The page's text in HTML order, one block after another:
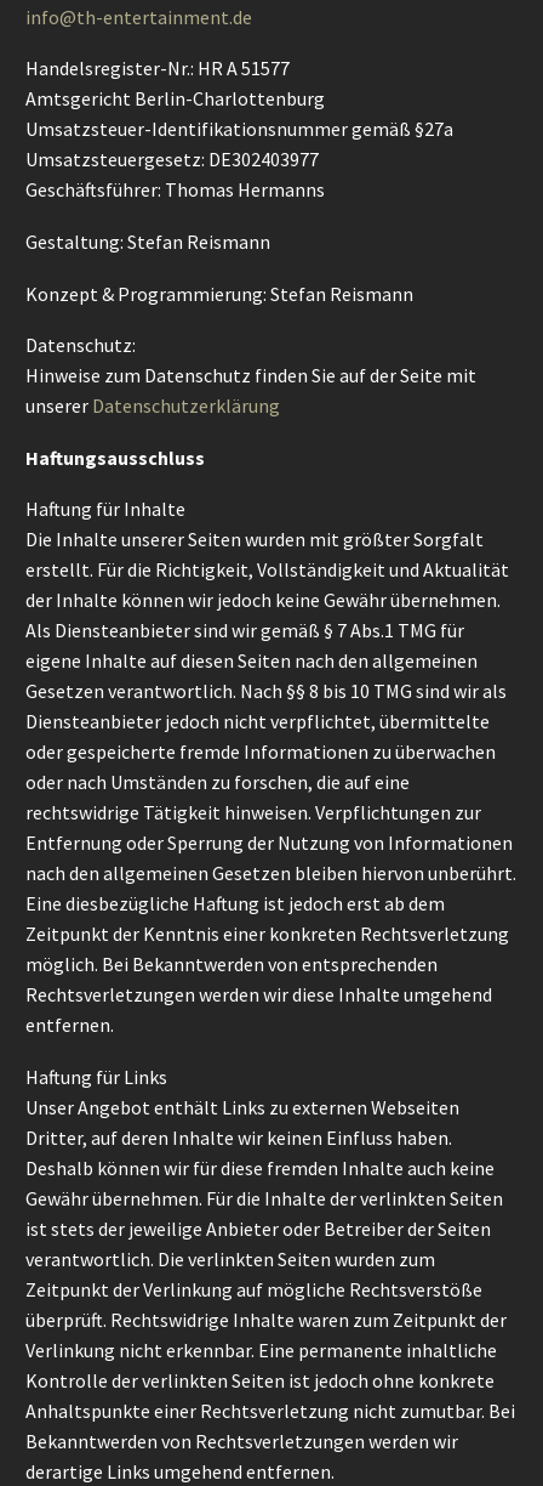
info@th-entertainment.de
Handelsregister-Nr.: HR A 51577
Amtsgericht Berlin-Charlottenburg
Umsatzsteuer-Identifikationsnummer gemäß §27a
Umsatzsteuergesetz: DE302403977
Geschäftsführer: Thomas Hermanns
Gestaltung: Stefan Reismann
Konzept & Programmierung: Stefan Reismann
Datenschutz:
Hinweise zum Datenschutz finden Sie auf der Seite mit
unserer Datenschutzerklärung
Haftungsausschluss
Haftung für Inhalte
Die Inhalte unserer Seiten wurden mit größter Sorgfalt
erstellt. Für die Richtigkeit, Vollständigkeit und Aktualität
der Inhalte können wir jedoch keine Gewähr übernehmen.
Als Diensteanbieter sind wir gemäß § 7 Abs.1 TMG für
eigene Inhalte auf diesen Seiten nach den allgemeinen
Gesetzen verantwortlich. Nach §§ 8 bis 10 TMG sind wir als
Diensteanbieter jedoch nicht verpflichtet, übermittelte
oder gespeicherte fremde Informationen zu überwachen
oder nach Umständen zu forschen, die auf eine
rechtswidrige Tätigkeit hinweisen. Verpflichtungen zur
Entfernung oder Sperrung der Nutzung von Informationen
nach den allgemeinen Gesetzen bleiben hiervon unberührt.
Eine diesbezügliche Haftung ist jedoch erst ab dem
Zeitpunkt der Kenntnis einer konkreten Rechtsverletzung
möglich. Bei Bekanntwerden von entsprechenden
Rechtsverletzungen werden wir diese Inhalte umgehend
entfernen.
Haftung für Links
Unser Angebot enthält Links zu externen Webseiten
Dritter, auf deren Inhalte wir keinen Einfluss haben.
Deshalb können wir für diese fremden Inhalte auch keine
Gewähr übernehmen. Für die Inhalte der verlinkten Seiten
ist stets der jeweilige Anbieter oder Betreiber der Seiten
verantwortlich. Die verlinkten Seiten wurden zum
Zeitpunkt der Verlinkung auf mögliche Rechtsverstöße
überprüft. Rechtswidrige Inhalte waren zum Zeitpunkt der
Verlinkung nicht erkennbar. Eine permanente inhaltliche
Kontrolle der verlinkten Seiten ist jedoch ohne konkrete
Anhaltspunkte einer Rechtsverletzung nicht zumutbar. Bei
Bekanntwerden von Rechtsverletzungen werden wir
derartige Links umgehend entfernen.